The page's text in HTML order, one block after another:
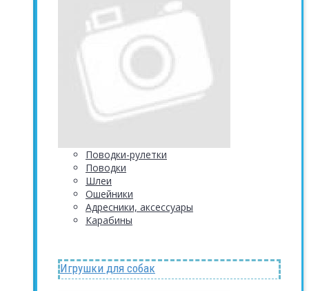
Поводки-рулетки
Поводки
Шлеи
Ошейники
Адресники, аксессуары
Карабины
Игрушки для собак